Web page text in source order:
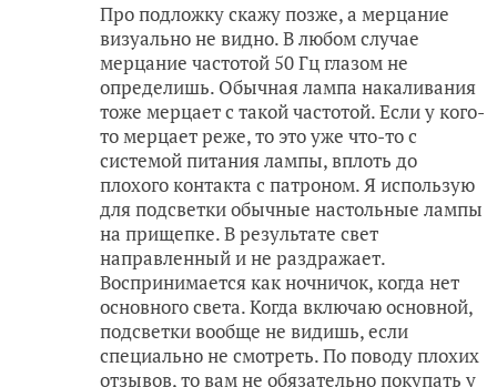
Про подложку скажу позже, а мерцание
визуально не видно. В любом случае
мерцание частотой 50 Гц глазом не
определишь. Обычная лампа накаливания
тоже мерцает с такой частотой. Если у кого-
то мерцает реже, то это уже что-то с
системой питания лампы, вплоть до
плохого контакта с патроном. Я использую
для подсветки обычные настольные лампы
на прищепке. В результате свет
направленный и не раздражает.
Воспринимается как ночничок, когда нет
основного света. Когда включаю основной,
подсветки вообще не видишь, если
специально не смотреть. По поводу плохих
отзывов, то вам не обязательно покупать у